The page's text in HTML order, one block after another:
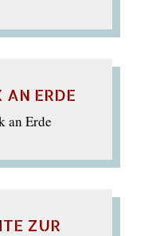
AN ERDE
ZUR